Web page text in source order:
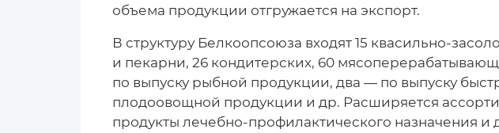
объема продукции отгружается на экспорт.
В структуру Белкоопсоюза входят 15 квасильно-
и пекарни, 26 кондитерских, 60
по выпуску рыбной продукции, два — по выпуску
плодоовощной продукции и др. Расширяется
продукты лечебно-профилактического назначения и